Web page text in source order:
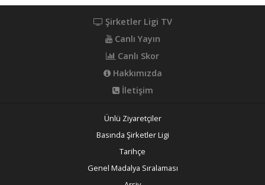
Şirketler Ligi TV
Canlı Yayın
Canlı Skor
Hakkımızda
İletişim
Ünlü Ziyaretçiler
Basında Şirketler Ligi
Tarihçe
Genel Madalya Sıralaması